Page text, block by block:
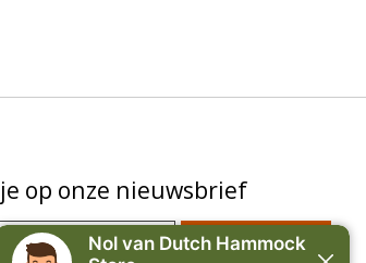
op onze nieuwsbrief
Abonneer